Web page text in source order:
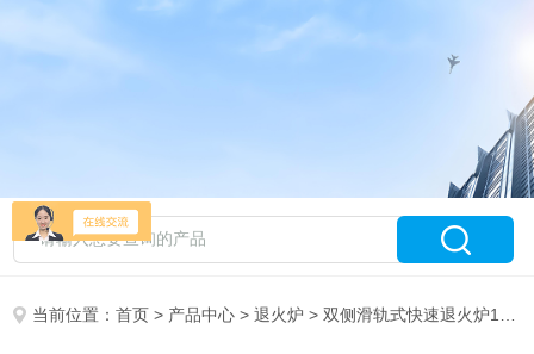
当前位置：首页 > 产品中心 >退火炉 >双侧滑轨式快速退火炉1200℃